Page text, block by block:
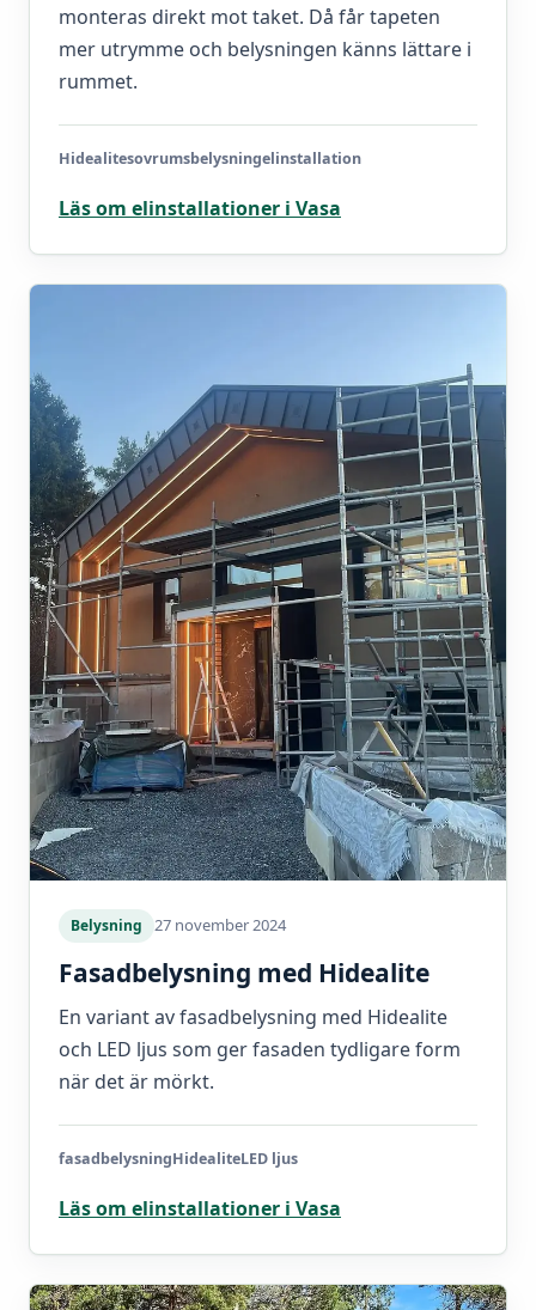
monteras direkt mot taket. Då får tapeten
mer utrymme och belysningen känns lättare i
rummet.
Hidealitesovrumsbelysningelinstallation
Läs om elinstallationer i Vasa
Belysning 27 november 2024
Fasadbelysning med Hidealite
En variant av fasadbelysning med Hidealite
och LED ljus som ger fasaden tydligare form
när det är mörkt.
fasadbelysningHidealiteLED ljus
Läs om elinstallationer i Vasa